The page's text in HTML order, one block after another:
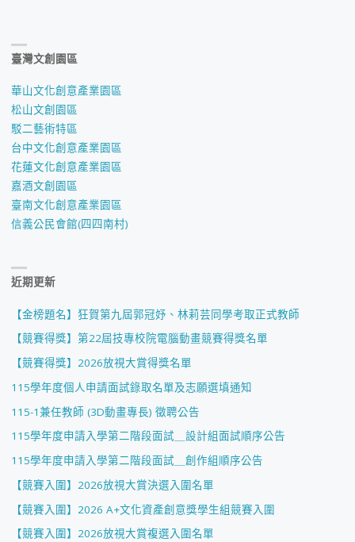
臺灣文創園區
華山文化創意產業園區
松山文創園區
駁二藝術特區
台中文化創意產業園區
花蓮文化創意產業園區
嘉酒文創園區
臺南文化創意產業園區
信義公民會館(四四南村)
近期更新
【金榜題名】狂賀第九屆郭冠妤、林莉芸同學考取正式教師
【競賽得獎】第22屆技專校院電腦動畫競賽得獎名單
【競賽得獎】2026放視大賞得獎名單
115學年度個人申請面試錄取名單及志願選填通知
115-1兼任教師 (3D動畫專長) 徵聘公告
115學年度申請入學第二階段面試＿設計組面試順序公告
115學年度申請入學第二階段面試＿創作組順序公告
【競賽入圍】2026放視大賞決選入圍名單
【競賽入圍】2026 A+文化資產創意獎學生組競賽入圍
【競賽入圍】2026放視大賞複選入圍名單